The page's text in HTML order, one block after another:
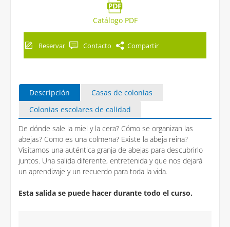
Catálogo PDF
Reservar Contacto Compartir
Descripción
Casas de colonias
Colonias escolares de calidad
De dónde sale la miel y la cera? Cómo se organizan las
abejas? Como es una colmena? Existe la abeja reina?
Visitamos una auténtica granja de abejas para descubrirlo
juntos. Una salida diferente, entretenida y que nos dejará
un aprendizaje y un recuerdo para toda la vida.
Esta salida se puede hacer durante todo el curso.